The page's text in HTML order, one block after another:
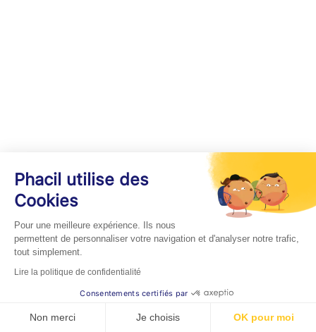
Phacil utilise des
Cookies
Pour une meilleure expérience. Ils nous
permettent de personnaliser votre navigation et d'analyser notre trafic,
tout simplement.
Lire la politique de confidentialité
Consentements certifiés par
Non merci Je choisis OK pour moi